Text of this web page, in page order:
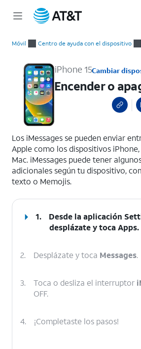
Móvil Centro de ayuda con el dispositivo
iPhone 15Cambiar
Encender o
Los iMessages se pueden enviar
Apple como los dispositivos
Mac. iMessages puede tener
adicionales según tu dispositivo,
texto o Memojis.
1.
Desde la aplicación
desplázate y tocaApps.
2. Desplázate y toca Messages.
3. Toca o desliza el interruptor
OFF.
4. ¡Completaste los pasos!